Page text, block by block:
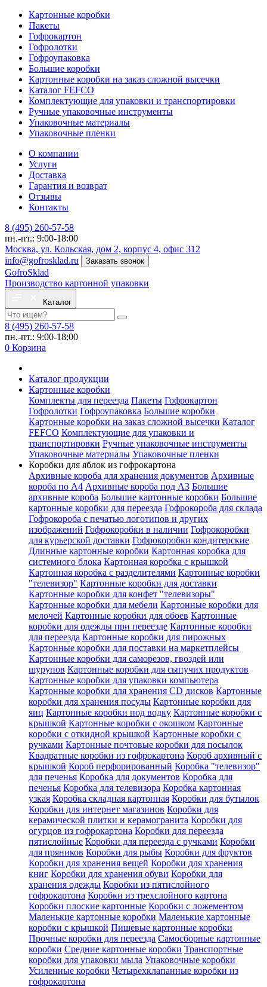
Картонные коробки
Пакеты
Гофрокартон
Гофролотки
Гофроупаковка
Большие коробки
Картонные коробки на заказ сложной высечки
Каталог FEFCO
Комплектующие для упаковки и транспортировки
Ручные упаковочные инструменты
Упаковочные материалы
Упаковочные пленки
О компании
Услуги
Доставка
Гарантия и возврат
Отзывы
Контакты
8 (495) 260-57-58
пн.-пт.: 9:00-18:00
Москва, ул. Кольская, дом 2, корпус 4, офис 312
info@gofrosklad.ru
Заказать звонок
GofroSklad
Производство картонной упаковки
Каталог
8 (495) 260-57-58
пн.-пт.: 9:00-18:00
0 Корзина
Каталог продукции
Картонные коробки
Комплекты для переезда Пакеты Гофрокартон
Гофролотки Гофроупаковка Большие коробки
Картонные коробки на заказ сложной высечки Каталог
FEFCO Комплектующие для упаковки и
транспортировки Ручные упаковочные инструменты
Упаковочные материалы Упаковочные пленки
Коробки для яблок из гофрокартона
Архивные короба для хранения документов Архивные
короба по А4 Архивные короба под А3 Большие
архивные короба Большие картонные коробки Большие
картонные коробки для переезда Гофрокороба для склада
Гофрокороба с печатью логотипов и других
изображений Гофрокоробки в наличии Гофрокоробки
для курьерской доставки Гофрокоробки кондитерские
Длинные картонные коробки Картонная коробка для
системного блока Картонная коробка с крышкой
Картонная коробка с разделителями Картонные коробки
"телевизор" Картонные коробки для доставки
Картонные коробки для конфет "телевизоры"
Картонные коробки для мебели Картонные коробки для
мелочей Картонные коробки для обоев Картонные
коробки для одежды при переезде Картонные коробки
для переезда Картонные коробки для пирожных
Картонные коробки для поставки на маркетплейсы
Картонные коробки для саморезов, гвоздей или
шурупов Картонные коробки для сыпучих продуктов
Картонные коробки для упаковки компьютера
Картонные коробки для хранения CD дисков Картонные
коробки для хранения посуды Картонные коробки для
яиц Картонные коробки под водку Картонные коробки с
крышкой Картонные коробки с окошком Картонные
коробки с откидной крышкой Картонные коробки с
ручками Картонные почтовые коробки для посылок
Квадратные коробки из гофрокартона Короб архивный с
крышкой Короб перфорированный Коробка "телевизор"
для печенья Коробка для документов Коробка для
печенья Коробка для телевизора Коробка картонная
узкая Коробка складная картонная Коробки для бутылок
Коробки для интернет магазинов Коробки для
керамической плитки и керамогранита Коробки для
огурцов из гофрокартона Коробки для переезда
пятислойные Коробки для переезда с ручками Коробки
для пряников Коробки для рыбы Коробки для фруктов
Коробки для хранения вещей Коробки для хранения
книг Коробки для хранения обуви Коробки для
хранения одежды Коробки из пятислойного
гофрокартона Коробки из трехслойного картона
Коробки плоские картонные Коробки с ложементом
Маленькие картонные коробки Маленькие картонные
коробки с крышкой Пищевые картонные коробки
Прочные коробки для переезда Самосборные картонные
коробки Средние картонные коробки Транспортные
коробки для упаковки мыла Упаковочные коробки
Усиленные коробки Четырехклапанные коробки из
гофрокартона